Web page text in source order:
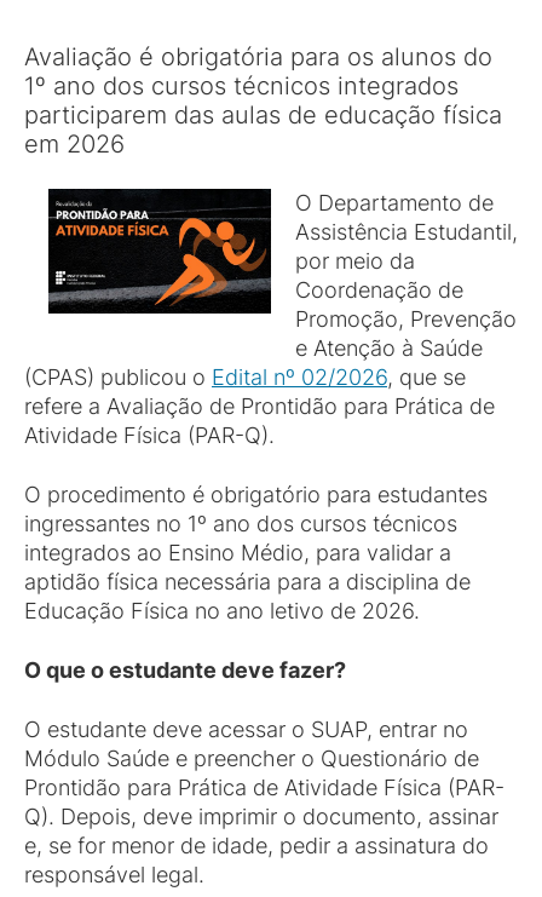
Avaliação é obrigatória para os alunos do
1º ano dos cursos técnicos integrados
participarem das aulas de educação física
em 2026
O Departamento de
Assistência Estudantil,
por meio da
Coordenação de
Promoção, Prevenção
e Atenção à Saúde
(CPAS) publicou o Edital nº 02/2026, que se
refere a Avaliação de Prontidão para Prática de
Atividade Física (PAR-Q).
O procedimento é obrigatório para estudantes
ingressantes no 1º ano dos cursos técnicos
integrados ao Ensino Médio, para validar a
aptidão física necessária para a disciplina de
Educação Física no ano letivo de 2026.
O que o estudante deve fazer?
O estudante deve acessar o SUAP, entrar no
Módulo Saúde e preencher o Questionário de
Prontidão para Prática de Atividade Física (PAR-
Q). Depois, deve imprimir o documento, assinar
e, se for menor de idade, pedir a assinatura do
responsável legal.